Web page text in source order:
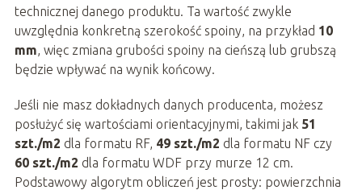
technicznej danego produktu. Ta wartość zwykle
uwzględnia konkretną szerokość spoiny, na przykład 10
mm , więc zmiana grubości spoiny na cieńszą lub grubszą
będzie wpływać na wynik końcowy.
Jeśli nie masz dokładnych danych producenta, możesz
posłużyć się wartościami orientacyjnymi, takimi jak 51
szt./m2 dla formatu RF, 49 szt./m2 dla formatu NF czy
60 szt./m2 dla formatu WDF przy murze 12 cm.
Podstawowy algorytm obliczeń jest prosty: powierzchnia